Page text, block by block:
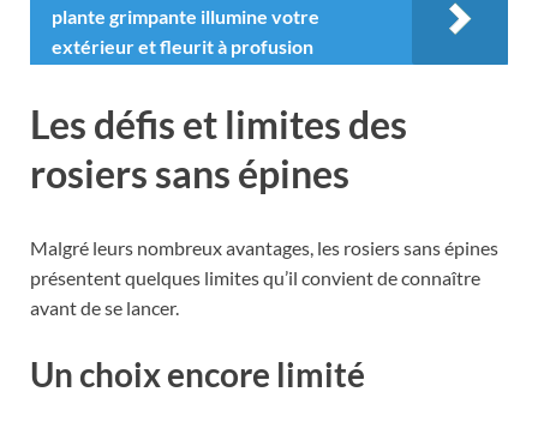
plante grimpante illumine votre
extérieur et fleurit à profusion
Les défis et limites des
rosiers sans épines
Malgré leurs nombreux avantages, les rosiers sans épines
présentent quelques limites qu’il convient de connaître
avant de se lancer.
Un choix encore limité